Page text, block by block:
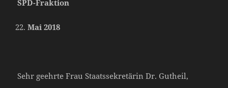
SPD-Fraktion
Mai 2018
Sehr geehrte Frau Staatssekretärin Dr. Gutheil,